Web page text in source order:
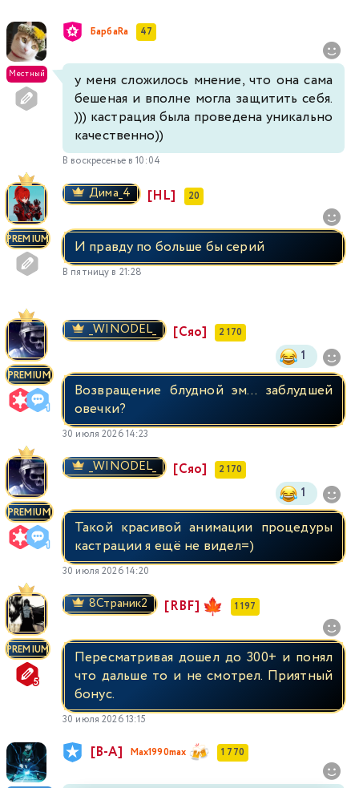
Местный
БарбаRа 47
у меня сложилось мнение, что она сама
бешеная и вполне могла защитить себя.
))) кастрация была проведена уникально
качественно))
В воскресенье в 10:04
PREMIUM
Димa_4 [HL] 20
И правду по больше бы серий
В пятницу в 21:28
PREMIUM
_WINODEL_ [Сяо] 2 170
1
Возвращение блудной эм... заблудшей
овечки?
30 июля 2026 14:23
PREMIUM
_WINODEL_ [Сяо] 2 170
1
Такой красивой анимации процедуры
кастрации я ещё не видел=)
30 июля 2026 14:20
PREMIUM
8Страник2 [RBF] 1 197
Пересматривая дошел до 300+ и понял
что дальше то и не смотрел. Приятный
бонус.
30 июля 2026 13:15
[В-А] Max1990max 1 770